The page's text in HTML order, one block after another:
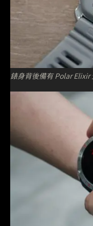
錶身背後備有 Polar Elixir